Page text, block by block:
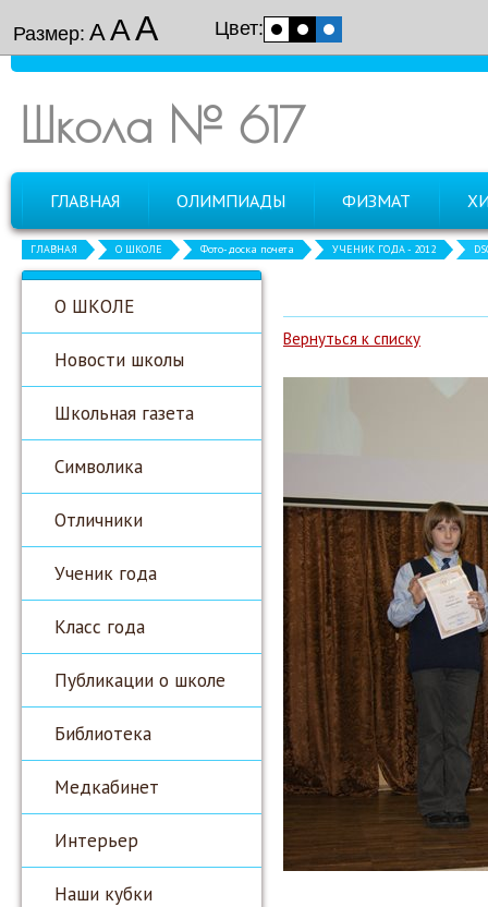
Размер: ААА Цвет:
Школа № 617
ГЛАВНАЯ ОЛИМПИАДЫ ФИЗМАТ
ГЛАВНАЯ О ШКОЛЕ Фото-доска почета УЧЕНИК ГОДА - 2012
О ШКОЛЕ
Новости школы
Школьная газета
Символика
Отличники
Ученик года
Класс года
Публикации о школе
Библиотека
Медкабинет
Интерьер
Наши кубки
Вернуться к списку